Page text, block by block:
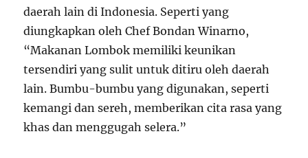
daerah lain di Indonesia. Seperti yang
diungkapkan oleh Chef Bondan Winarno,
“Makanan Lombok memiliki keunikan
tersendiri yang sulit untuk ditiru oleh daerah
lain. Bumbu-bumbu yang digunakan, seperti
kemangi dan sereh, memberikan cita rasa yang
khas dan menggugah selera.”